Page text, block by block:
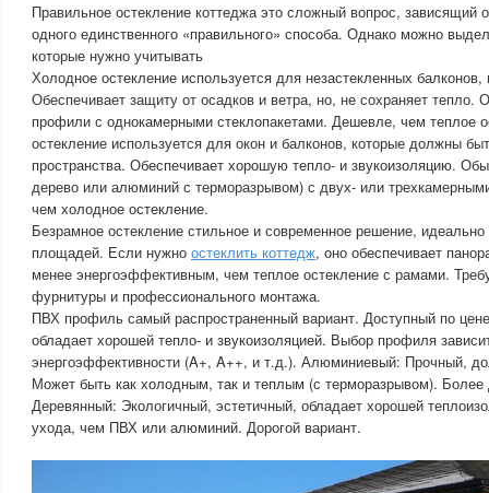
Правильное остекление коттеджа это сложный вопрос, зависящий
одного единственного «правильного» способа. Однако можно
которые нужно учитывать
Холодное остекление используется для незастекленных балконов,
Обеспечивает защиту от осадков и ветра, но, не сохраняет
профили с однокамерными стеклопакетами. Дешевле, чем теплое
остекление используется для окон и балконов, которые должны
пространства. Обеспечивает хорошую тепло- и звукоизоляцию.
дерево или алюминий с терморазрывом) с двух- или
чем холодное остекление.
Безрамное остекление стильное и современное решение,
площадей. Если нужно остеклить коттедж, оно обеспечивает
менее энергоэффективным, чем теплое остекление с рамами.
фурнитуры и профессионального монтажа.
ПВХ профиль самый распространенный вариант. Доступный по
обладает хорошей тепло- и звукоизоляцией. Выбор профиля
энергоэффективности (A+, A++, и т.д.). Алюминиевый: Прочный,
Может быть как холодным, так и теплым (с терморазрывом).
Деревянный: Экологичный, эстетичный, обладает хорошей
ухода, чем ПВХ или алюминий. Дорогой вариант.